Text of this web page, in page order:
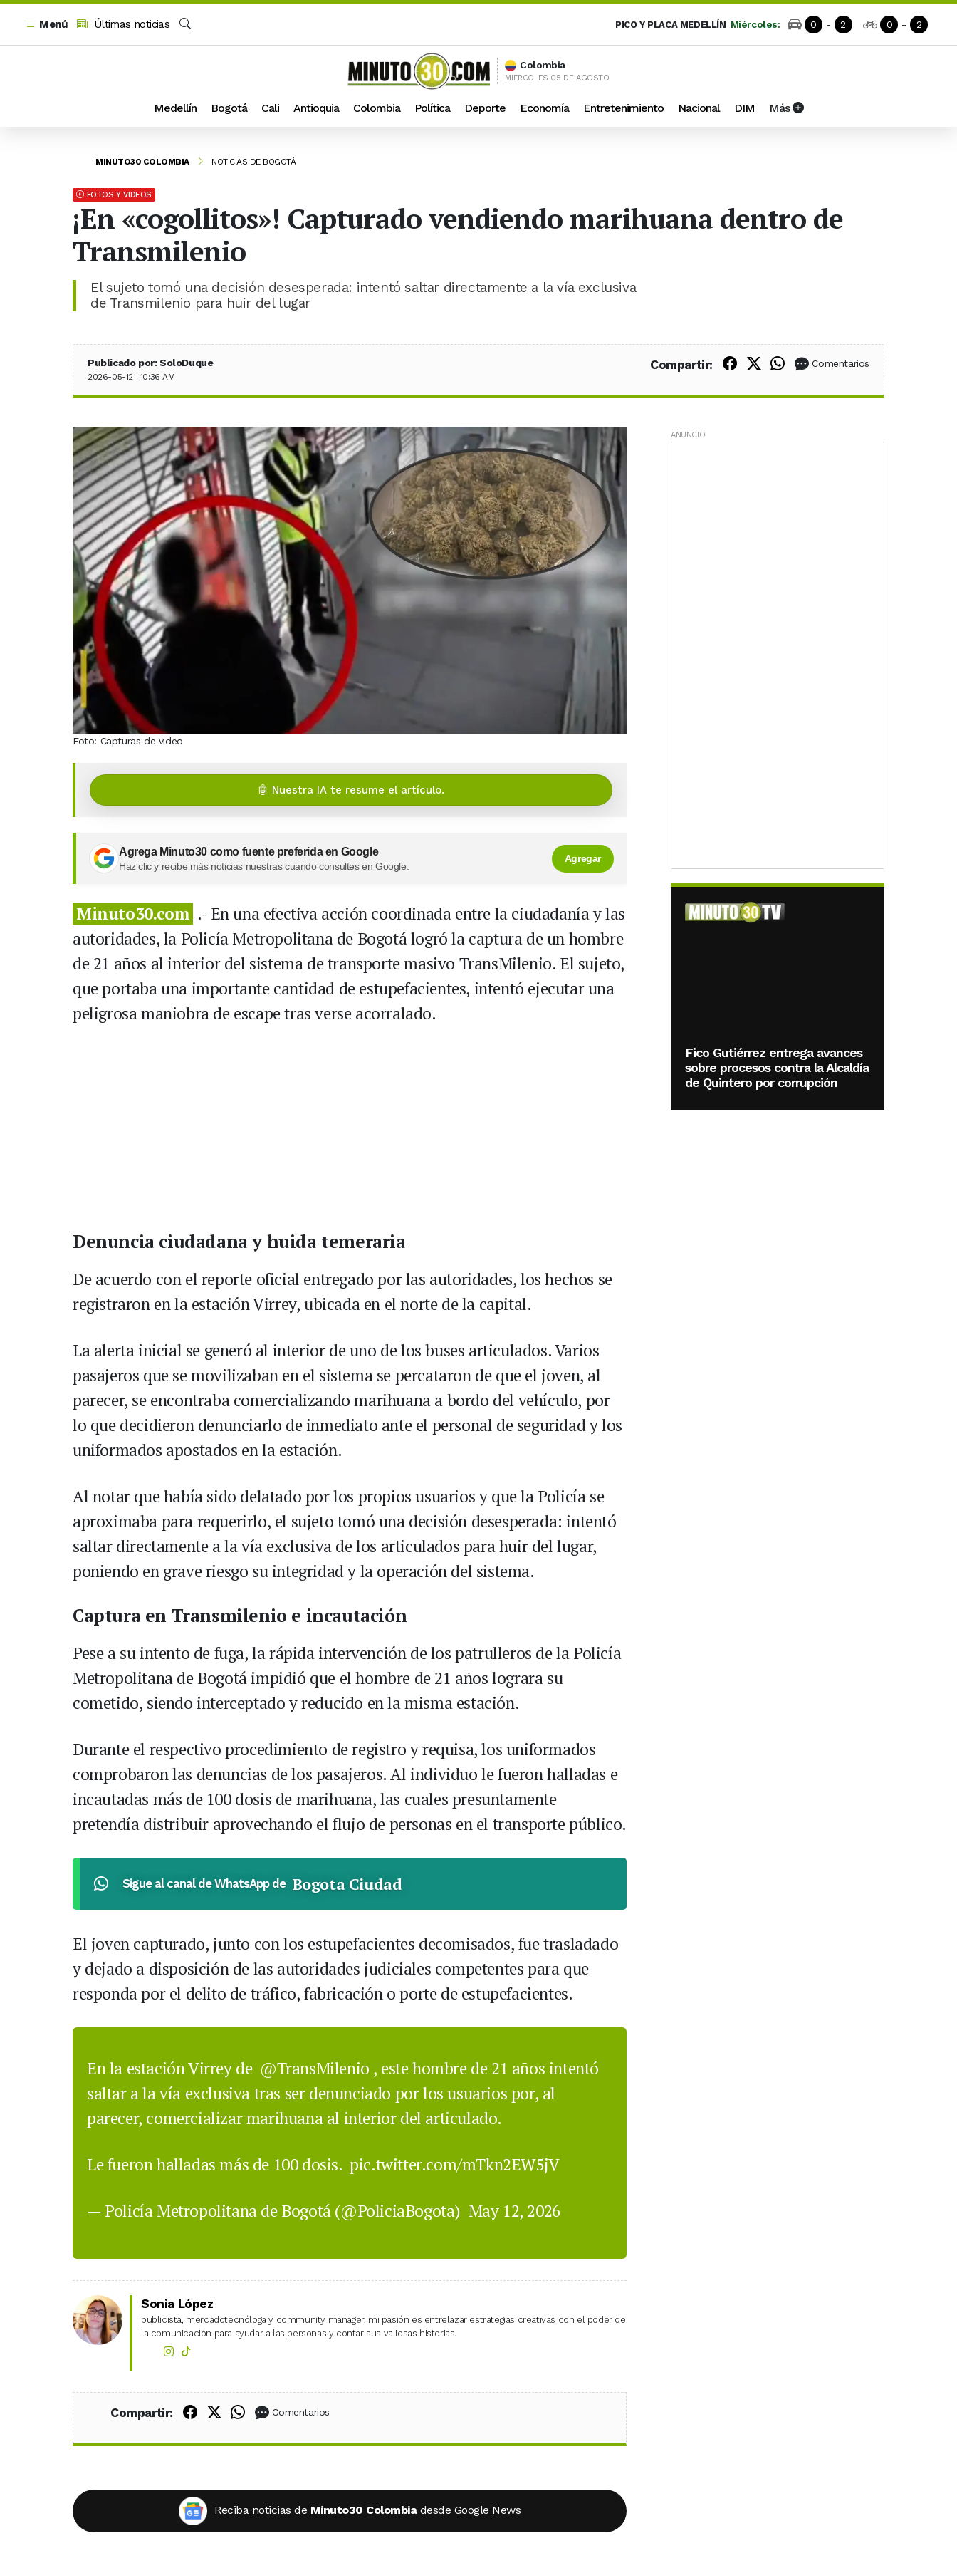
Menú
Últimas noticias
PICO Y PLACA MEDELLÍN Miércoles: 0 - 2 0 - 2
Colombia
MIERCOLES 05 DE AGOSTO
Medellín Bogotá Cali Antioquia Colombia Política Deporte Economía Entretenimiento Nacional DIM Más
MINUTO30 COLOMBIA NOTICIAS DE BOGOTÁ
FOTOS Y VIDEOS
¡En «cogollitos»! Capturado vendiendo marihuana dentro de
Transmilenio
El sujeto tomó una decisión desesperada: intentó saltar directamente a la vía exclusiva
de Transmilenio para huir del lugar
Publicado por: SoloDuque
2026-05-12 | 10:36 AM
Compartir: Compartir en Facebook
Compartir en X (Twitter)
Compartir en WhatsApp
Comentarios
Foto: Capturas de video
🤖 Nuestra IA te resume el artículo.
Agrega Minuto30 como fuente preferida en Google
Haz clic y recibe más noticias nuestras cuando consultes en Google.
Agregar
Minuto30.com .- En una efectiva acción coordinada entre la ciudadanía y las
autoridades, la Policía Metropolitana de Bogotá logró la captura de un hombre
de 21 años al interior del sistema de transporte masivo TransMilenio. El sujeto,
que portaba una importante cantidad de estupefacientes, intentó ejecutar una
peligrosa maniobra de escape tras verse acorralado.
Denuncia ciudadana y huida temeraria
De acuerdo con el reporte oficial entregado por las autoridades, los hechos se
registraron en la estación Virrey, ubicada en el norte de la capital.
La alerta inicial se generó al interior de uno de los buses articulados. Varios
pasajeros que se movilizaban en el sistema se percataron de que el joven, al
parecer, se encontraba comercializando marihuana a bordo del vehículo, por
lo que decidieron denunciarlo de inmediato ante el personal de seguridad y los
uniformados apostados en la estación.
Al notar que había sido delatado por los propios usuarios y que la Policía se
aproximaba para requerirlo, el sujeto tomó una decisión desesperada: intentó
saltar directamente a la vía exclusiva de los articulados para huir del lugar,
poniendo en grave riesgo su integridad y la operación del sistema.
Captura en Transmilenio e incautación
Pese a su intento de fuga, la rápida intervención de los patrulleros de la Policía
Metropolitana de Bogotá impidió que el hombre de 21 años lograra su
cometido, siendo interceptado y reducido en la misma estación.
Durante el respectivo procedimiento de registro y requisa, los uniformados
comprobaron las denuncias de los pasajeros. Al individuo le fueron halladas e
incautadas más de 100 dosis de marihuana, las cuales presuntamente
pretendía distribuir aprovechando el flujo de personas en el transporte público.
Sigue al canal de WhatsApp de Bogota Ciudad
El joven capturado, junto con los estupefacientes decomisados, fue trasladado
y dejado a disposición de las autoridades judiciales competentes para que
responda por el delito de tráfico, fabricación o porte de estupefacientes.
En la estación Virrey de @TransMilenio , este hombre de 21 años intentó
saltar a la vía exclusiva tras ser denunciado por los usuarios por, al
parecer, comercializar marihuana al interior del articulado.
Le fueron halladas más de 100 dosis. pic.twitter.com/mTkn2EW5jV
— Policía Metropolitana de Bogotá (@PoliciaBogota) May 12, 2026
Sonia López
publicista, mercadotecnóloga y community manager, mi pasión es entrelazar estrategias creativas con el poder de
la comunicación para ayudar a las personas y contar sus valiosas historias.
Compartir: Compartir en Facebook
Compartir en X (Twitter)
Compartir en WhatsApp
Comentarios
Reciba noticias de Minuto30 Colombia desde Google News
ANUNCIO
Fico Gutiérrez entrega avances
sobre procesos contra la Alcaldía
de Quintero por corrupción